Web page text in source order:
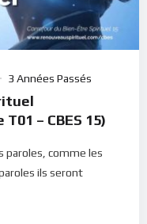
3 Années Passés
– CBES 15)
paroles, comme les
ils seront